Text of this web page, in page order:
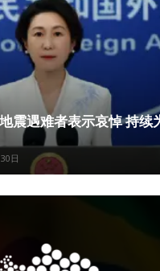
震遇难者表示哀悼 持续
日